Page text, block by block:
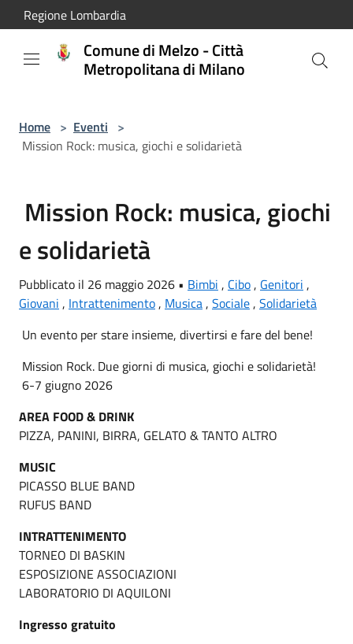
Salta al contenuto principale
Regione Lombardia
Comune di Melzo - Città
Metropolitana di Milano
Home > Eventi >
Mission Rock: musica, giochi e solidarietà
Mission Rock: musica, giochi
e solidarietà
Pubblicato il 26 maggio 2026 • Bimbi , Cibo, Genitori ,
Giovani , Intrattenimento, Musica, Sociale, Solidarietà
Un evento per stare insieme, divertirsi e fare del bene!
Mission Rock. Due giorni di musica, giochi e solidarietà!
6-7 giugno 2026
AREA FOOD & DRINK
PIZZA, PANINI, BIRRA, GELATO & TANTO ALTRO
MUSIC
PICASSO BLUE BAND
RUFUS BAND
INTRATTENIMENTO
TORNEO DI BASKIN
ESPOSIZIONE ASSOCIAZIONI
LABORATORIO DI AQUILONI
Ingresso gratuito